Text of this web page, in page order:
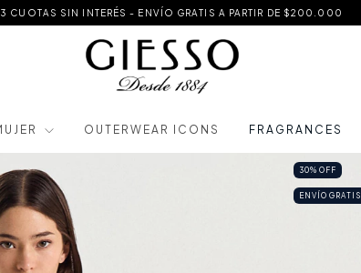
3 CUOTAS SIN INTERÉS - ENVÍO GRATIS A PARTIR DE $200.000
OUTERWEAR ICONS FRAGRANCES
30% OFF
ENVÍO GRATIS